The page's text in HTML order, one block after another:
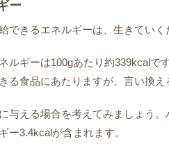
ー
できるエネルギーは、生きていく
ルギーは100gあたり約339kcalで
る食品にあたりますが、言い換
与える場合を考えてみましょう
ー3.4kcalが含まれます。